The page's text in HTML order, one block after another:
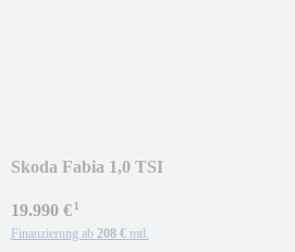
Skoda Fabia 1,0 TSI
19.990 €¹
Finanzierung ab 208 € mtl.